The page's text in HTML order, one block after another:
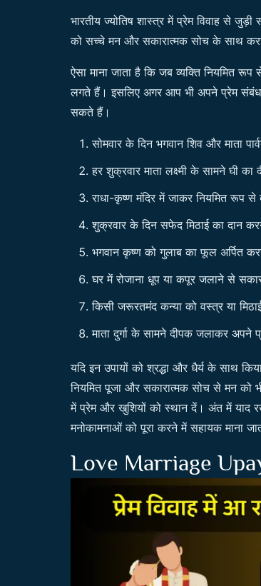
भारतीय ज्योतिष शास्त्र में प्रेम विवाह से
को सच्चे मन और सकारात्मक सोच के साथ
ऐसा माना जाता है कि जब व्यक्ति नियमित
लगते हैं। इसलिए अगर आप भी अपने प्रेम संबंध
सकते हैं।
सोमवार के दिन भगवान शिव और माता
हर शुक्रवार माता लक्ष्मी के सामने घी
राधा-कृष्ण मंदिर में जाकर नियमित रूप
शुक्रवार के दिन सफेद मिठाई का दान
भगवान कृष्ण को गुलाब का फूल अर्पित
घर में रोजाना धूप या कपूर जलाने से
किसी जरूरतमंद कन्या को वस्त्र या
माता दुर्गा के सामने दीपक जलाकर
यदि इन उपायों को श्रद्धा और धैर्य के साथ
नियमित पूजा और सकारात्मक सोच से मन को
में प्रेम और खुशियों को स्थान दें। अंत में याद
मनोकामनाओं को पूरा करने में सहायक माना
Love Marriage